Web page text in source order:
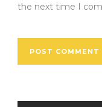
the next time I